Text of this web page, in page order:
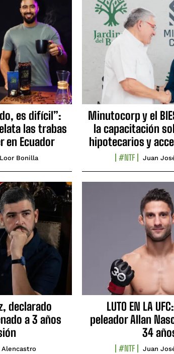
es difícil”:
las trabas
en Ecuador
Bonilla
Minutocorp y el
la capacitación
hipotecarios y
#NTF Juan
declarado
a 3 años
LUTO EN LA
peleador Allan
34
#NTF Juan